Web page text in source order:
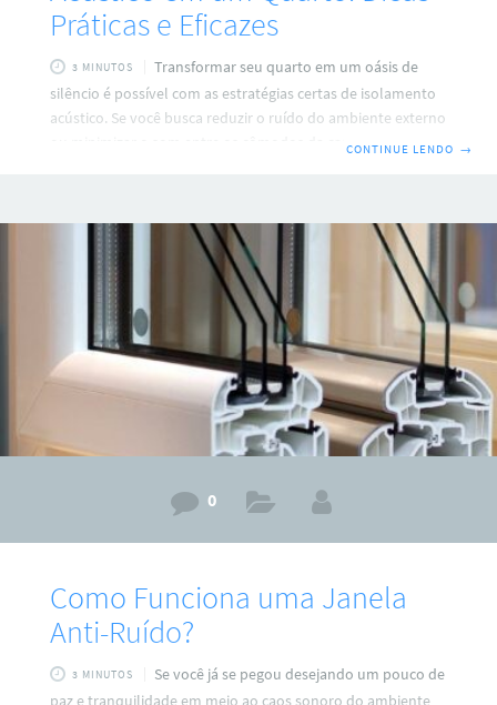
Práticas e Eficazes
3 MINUTOS
Transformar seu quarto em um oásis de
silêncio é possível com as estratégias certas de isolamento
acústico. Se você busca reduzir o ruído do ambiente externo
ou minimizar o som entre os cômodos da casa, aqui estão
principais vias de entrada de som. Substituí-las por janelas
acústicas, que utilizam vidros duplos ou laminados, pode
reduzir significativamente o
CONTINUE LENDO →
0
Como Funciona uma Janela
Anti-Ruído?
3 MINUTOS
Se você já se pegou desejando um pouco de
paz e tranquilidade em meio ao caos sonoro do ambiente